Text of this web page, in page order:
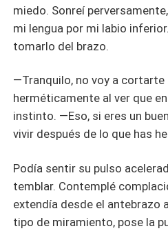
de todas esas miradas
existen una pasión que arde
incendiarlos.
miedo. Sonreí
mi lengua por mi labio
tomarlo del brazo.
—Tranquilo, no voy a
herméticamente al ver que
instinto. —Eso, si eres un
vivir después de lo que has
Podía sentir su pulso
temblar. Contemplé
extendía desde el antebrazo
tipo de miramiento, pose la